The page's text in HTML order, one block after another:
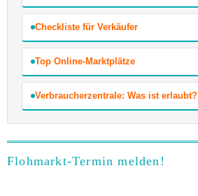
Checkliste für Verkäufer
Top Online-Marktplätze
Verbraucherzentrale: Was ist erlaubt?
Flohmarkt-Termin melden!